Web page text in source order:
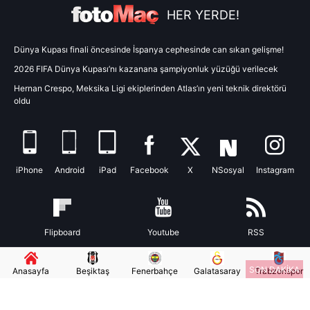
ziyaret edebilirsiniz.
hazırlanmış Aydınlatma Metnimizi okumak ve sitemizde
ilgili mevzuata uygun olarak kullanılan çerezlerle ilgili bilgi
almak için lütfentıklayınız.
SON DAKİKA
HER YERDE!
Dünya Kupası finali öncesinde İspanya cephesinde can sıkan gelişme!
2026 FIFA Dünya Kupası’nı kazanana şampiyonluk yüzüğü verilecek
Hernan Crespo, Meksika Ligi ekiplerinden Atlas’ın yeni teknik direktörü
oldu
iPhone Android iPad Facebook X NSosyal Instagram
Flipboard Youtube RSS
Anasayfa Beşiktaş Fenerbahçe Galatasaray Trabzonspor